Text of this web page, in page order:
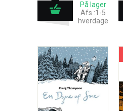
På lager
Afs.:1-5
hverdage